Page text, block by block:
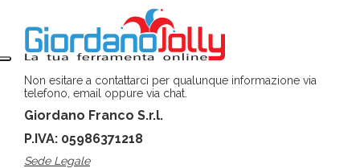
Non esitare a contattarci per qualunque informazione via
telefono, email oppure via chat.
Giordano Franco S.r.l.
P.IVA: 05986371218
Sede Legale